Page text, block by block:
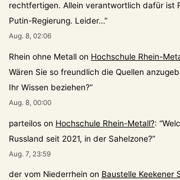
rechtfertigen. Allein verantwortlich dafür ist
Putin-Regierung. Leider…”
Aug. 8, 02:06
Rhein ohne Metall on Hochschule Rhein-
Wären Sie so freundlich die Quellen
Ihr Wissen beziehen?”
Aug. 8, 00:00
parteilos on Hochschule Rhein-Metall?: “
Russland seit 2021, in der Sahelzone?”
Aug. 7, 23:59
der vom Niederrhein on Baustelle Keekener